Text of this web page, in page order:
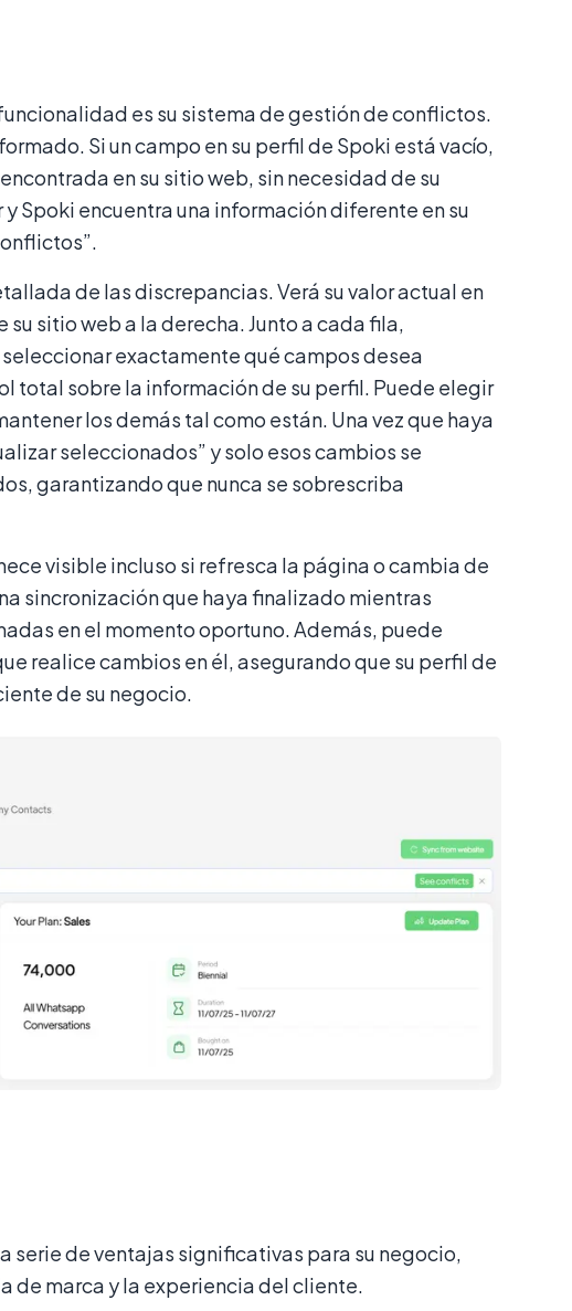
es su sistema de gestión de conflictos.
Si un campo en su perfil de Spoki está vacío,
en su sitio web, sin necesidad de su
Spoki encuentra una información diferente en su
de las discrepancias. Verá su valor actual en
sitio web a la derecha. Junto a cada fila,
exactamente qué campos desea
total sobre la información de su perfil. Puede elegir
los demás tal como están. Una vez que haya
seleccionados” y solo esos cambios se
garantizando que nunca se sobrescriba
visible incluso si refresca la página o cambia de
sincronización que haya finalizado mientras
en el momento oportuno. Además, puede
realice cambios en él, asegurando que su perfil de
de su negocio.
serie de ventajas significativas para su negocio,
de marca y la experiencia del cliente.